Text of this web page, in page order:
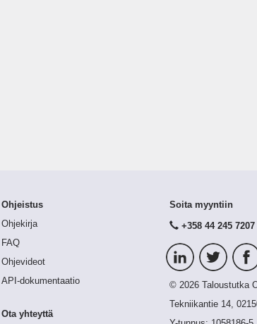
Ohjeistus
Ohjekirja
FAQ
Ohjevideot
API-dokumentaatio
Ota yhteyttä
Soita myyntiin
+358 44 245 7207
© 2026 Taloustutka
Tekniikantie 14,